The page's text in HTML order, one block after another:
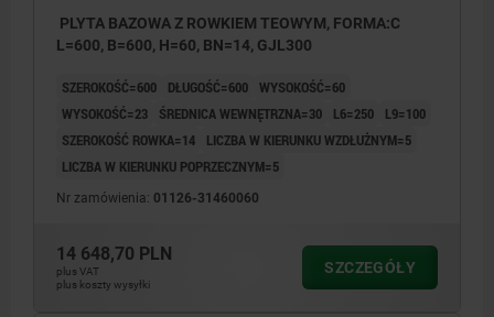
PLYTA BAZOWA Z ROWKIEM TEOWYM, FORMA:C
L=600, B=600, H=60, BN=14, GJL300
SZEROKOŚĆ=600 DŁUGOŚĆ=600 WYSOKOŚĆ=60
WYSOKOŚĆ=23
ŚREDNICA WEWNĘTRZNA=30 L6=250
L9=100
SZEROKOŚĆ ROWKA=14
LICZBA W KIERUNKU WZDŁUŻNYM=5
LICZBA W KIERUNKU POPRZECZNYM=5
Nr zamówienia: 01126-31460060
14 648,70 PLN
plus VAT
plus koszty wysyłki
SZCZEGÓŁY